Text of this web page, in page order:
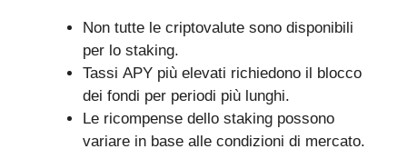
Non tutte le criptovalute sono disponibili
per lo staking.
Tassi APY più elevati richiedono il blocco
dei fondi per periodi più lunghi.
Le ricompense dello staking possono
variare in base alle condizioni di mercato.